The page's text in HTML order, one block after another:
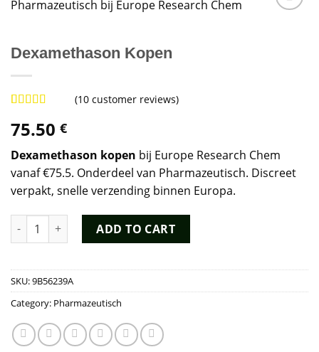
Dexamethason Kopen
out of 5
based on
customer
ratings
(10 customer reviews)
75.50 €
Dexamethason kopen bij Europe Research Chem
vanaf €75.5. Onderdeel van Pharmazeutisch. Discreet
verpakt, snelle verzending binnen Europa.
Dexamethason Kopen quantity
ADD TO CART
SKU:9B56239A
Category: Pharmazeutisch